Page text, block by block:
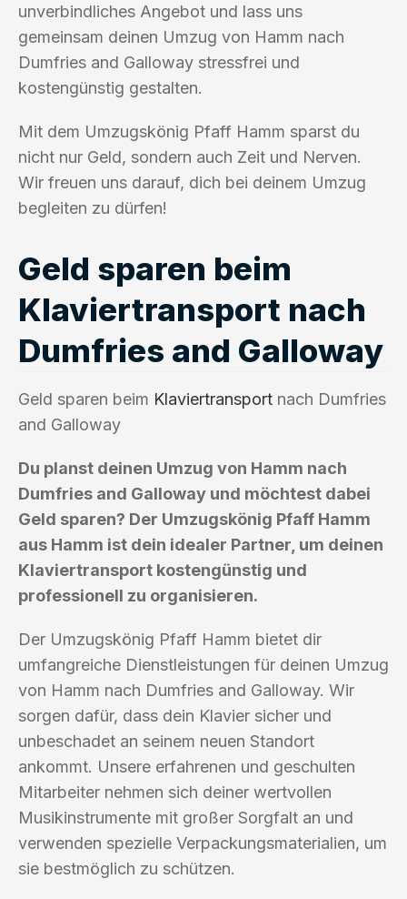
unverbindliches Angebot und lass uns
gemeinsam deinen Umzug von Hamm nach
Dumfries and Galloway stressfrei und
kostengünstig gestalten.
Mit dem Umzugskönig Pfaff Hamm sparst du
nicht nur Geld, sondern auch Zeit und Nerven.
Wir freuen uns darauf, dich bei deinem Umzug
begleiten zu dürfen!
Geld sparen beim
Klaviertransport nach
Dumfries and Galloway
Geld sparen beim Klaviertransport nach Dumfries
and Galloway
Du planst deinen Umzug von Hamm nach
Dumfries and Galloway und möchtest dabei
Geld sparen? Der Umzugskönig Pfaff Hamm
aus Hamm ist dein idealer Partner, um deinen
Klaviertransport kostengünstig und
professionell zu organisieren.
Der Umzugskönig Pfaff Hamm bietet dir
umfangreiche Dienstleistungen für deinen Umzug
von Hamm nach Dumfries and Galloway. Wir
sorgen dafür, dass dein Klavier sicher und
unbeschadet an seinem neuen Standort
ankommt. Unsere erfahrenen und geschulten
Mitarbeiter nehmen sich deiner wertvollen
Musikinstrumente mit großer Sorgfalt an und
verwenden spezielle Verpackungsmaterialien, um
sie bestmöglich zu schützen.